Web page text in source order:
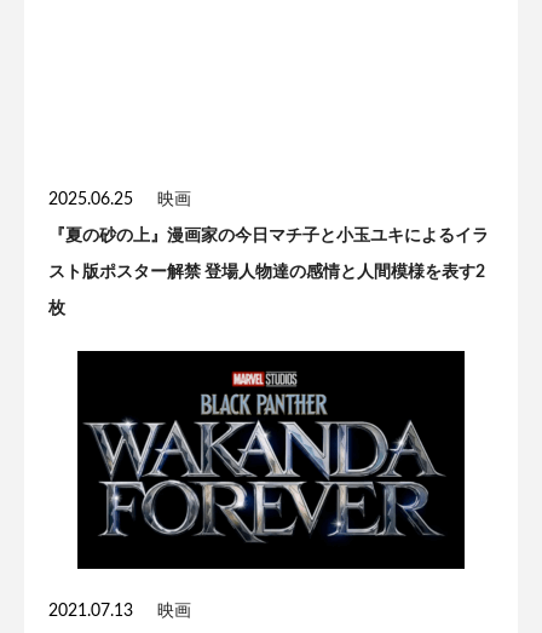
2025.06.25 映画
『夏の砂の上』漫画家の今日マチ子と小玉ユキによるイラ
スト版ポスター解禁 登場人物達の感情と人間模様を表す2
枚
2021.07.13 映画